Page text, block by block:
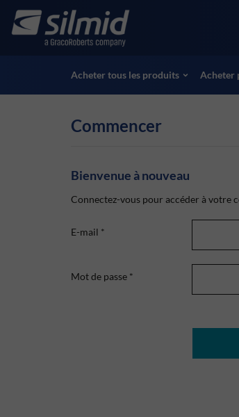
main
Accessories
Essais non destructifs (NDT)
Voir tous les produits
Acheter tous les produits Acheter
Commencer
Bienvenue à nouveau
Connectez-vous pour accéder à votre
E-mail *
Mot de passe *